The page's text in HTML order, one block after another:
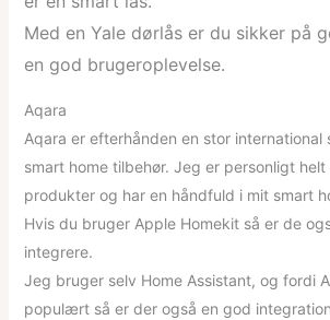
Med en Yale dørlås er du sikker på
en god brugeroplevelse.
Aqara
Aqara er efterhånden en stor international
smart home tilbehør. Jeg er personligt
produkter og har en håndfuld i mit smart
Hvis du bruger Apple Homekit så er de
integrere.
Jeg bruger selv Home Assistant, og fordi
populært så er der også en god